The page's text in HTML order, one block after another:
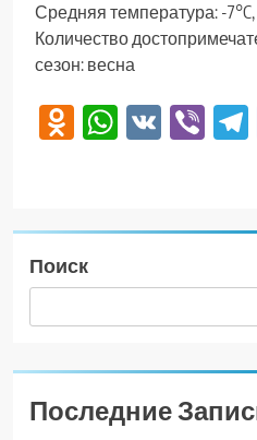
Средняя температура: -
Количество
сезон: весна
Odnoklassniki
WhatsApp
VK
Поиск
Последние